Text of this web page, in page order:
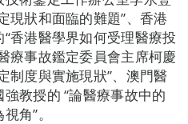
現狀和面臨的難題”、香港
香港醫學界如何受理醫療投
療事故鑑定委員會主席柯慶
制度與實施現狀”、澳門醫
教授的 “論醫療事故中的
角”。